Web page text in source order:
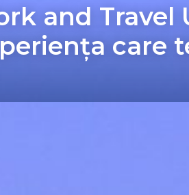
and Travel
care